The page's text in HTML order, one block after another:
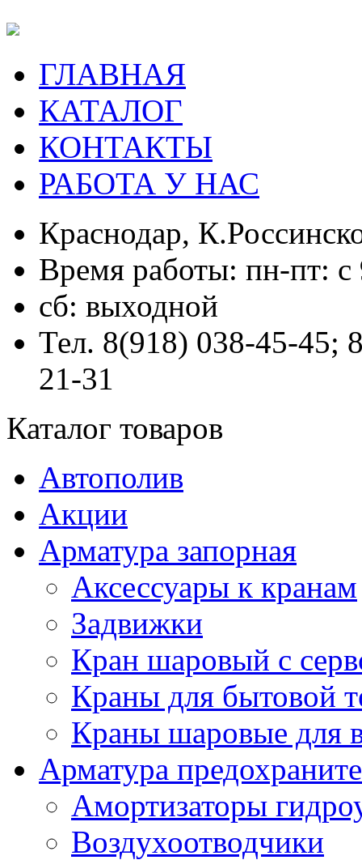
ГЛАВНАЯ
КАТАЛОГ
КОНТАКТЫ
РАБОТА У НАС
Краснодар,
Время работы: пн-пт:
сб: выходной
Тел. 8(918) 038-45-45;
21-31
Каталог товаров
Автополив
Акции
Арматура запорная
Аксессуары к кранам
Задвижки
Кран шаровый с
Краны для бытовой
Краны шаровые для
Арматура
Амортизаторы
Воздухоотводчики